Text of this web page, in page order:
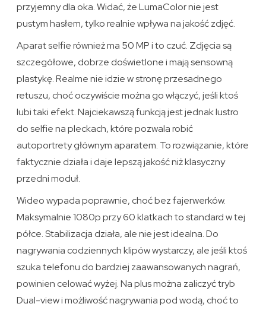
przyjemny dla oka. Widać, że LumaColor nie jest
pustym hasłem, tylko realnie wpływa na jakość zdjęć.
Aparat selfie również ma 50 MP i to czuć. Zdjęcia są
szczegółowe, dobrze doświetlone i mają sensowną
plastykę. Realme nie idzie w stronę przesadnego
retuszu, choć oczywiście można go włączyć, jeśli ktoś
lubi taki efekt. Najciekawszą funkcją jest jednak lustro
do selfie na pleckach, które pozwala robić
autoportrety głównym aparatem. To rozwiązanie, które
faktycznie działa i daje lepszą jakość niż klasyczny
przedni moduł.
Wideo wypada poprawnie, choć bez fajerwerków.
Maksymalnie 1080p przy 60 klatkach to standard w tej
półce. Stabilizacja działa, ale nie jest idealna. Do
nagrywania codziennych klipów wystarczy, ale jeśli ktoś
szuka telefonu do bardziej zaawansowanych nagrań,
powinien celować wyżej. Na plus można zaliczyć tryb
Dual-view i możliwość nagrywania pod wodą, choć to